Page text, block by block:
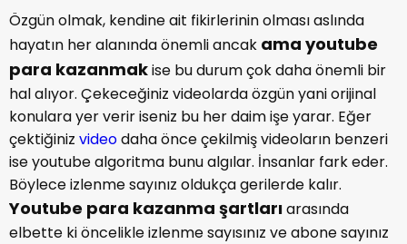
Özgün olmak, kendine ait fikirlerinin olması aslında
hayatın her alanında önemli ancak ama youtube
para kazanmakise bu durum çok daha önemli bir
hal alıyor. Çekeceğiniz videolarda özgün yani orijinal
konulara yer verir iseniz bu her daim işe yarar. Eğer
çektiğiniz videodaha önce çekilmiş videoların benzeri
ise youtube algoritma bunu algılar. İnsanlar fark eder.
Böylece izlenme sayınız oldukça gerilerde kalır.
Youtube para kazanma şartlarıarasında
elbette ki öncelikle izlenme sayısınız ve abone sayınız